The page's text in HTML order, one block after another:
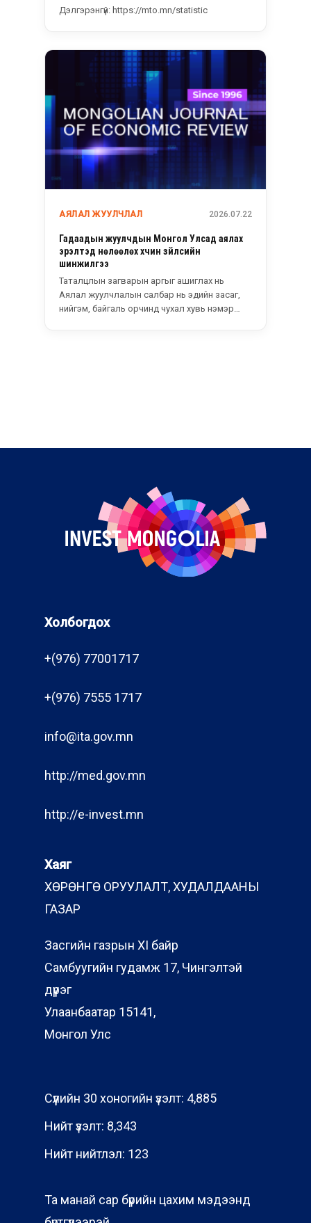
Дэлгэрэнгүй: https://mto.mn/statistic
АЯЛАЛ ЖУУЛЧЛАЛ 2026.07.22
Гадаадын жуулчдын Монгол Улсад аялах
эрэлтэд нөлөөлөх хүчин зүйлсийн
шинжилгээ
Таталцлын загварын аргыг ашиглах нь
Аялал жуулчлалын салбар нь эдийн засаг,
нийгэм, байгаль орчинд чухал хувь нэмэр
Холбогдох
+(976) 77001717
+(976) 7555 1717
info@ita.gov.mn
http://med.gov.mn
http://e-invest.mn
Хаяг
ХӨРӨНГӨ ОРУУЛАЛТ, ХУДАЛДААНЫ
ГАЗАР
Засгийн газрын XI байр
Самбуугийн гудамж 17, Чингэлтэй
дүүрэг
Улаанбаатар 15141,
Монгол Улс
Сүүлийн 30 хоногийн үзэлт: 4,885
Нийт үзэлт: 8,343
Нийт нийтлэл: 123
Та манай сар бүрийн цахим мэдээнд